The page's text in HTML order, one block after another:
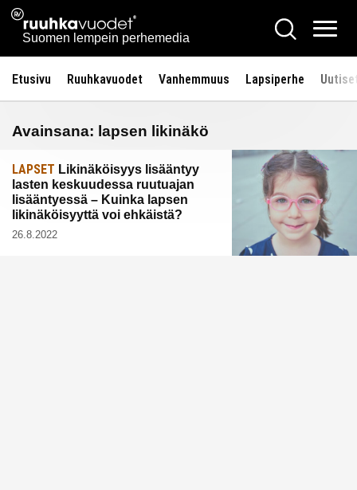
Siirry
sisältöön
Ruuhkavuodet.fi
Suomen lempein perhemedia
Hae
Etusivu Ruuhkavuodet Vanhemmuus Lapsiperhe
Avainsana: lapsen likinäkö
LAPSET Likinäköisyys lisääntyy
lasten keskuudessa ruutuajan
lisääntyessä – Kuinka lapsen
likinäköisyyttä voi ehkäistä?
26.8.2022